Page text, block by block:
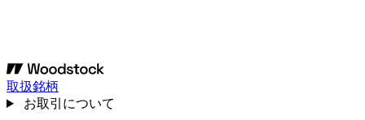
取扱銘柄
お取引について